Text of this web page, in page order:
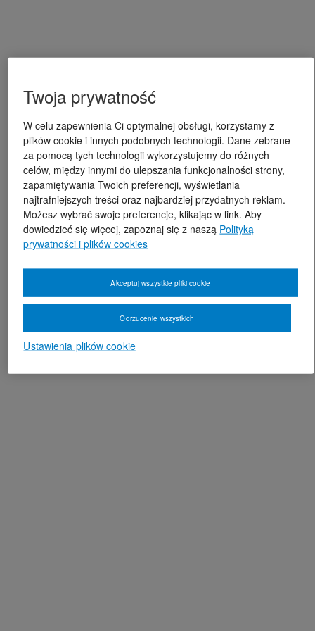
Twoja prywatność
W celu zapewnienia Ci optymalnej obsługi, korzystamy z
plików cookie i innych podobnych technologii. Dane zebrane
za pomocą tych technologii wykorzystujemy do różnych
celów, między innymi do ulepszania funkcjonalności strony,
zapamiętywania Twoich preferencji, wyświetlania
najtrafniejszych treści oraz najbardziej przydatnych reklam.
Możesz wybrać swoje preferencje, klikając w link. Aby
dowiedzieć się więcej, zapoznaj się z naszą Polityką
prywatności i plików cookies
Ustawienia plików cookie
Odrzucenie wszystkich
Akceptuj wszystkie pliki cookie